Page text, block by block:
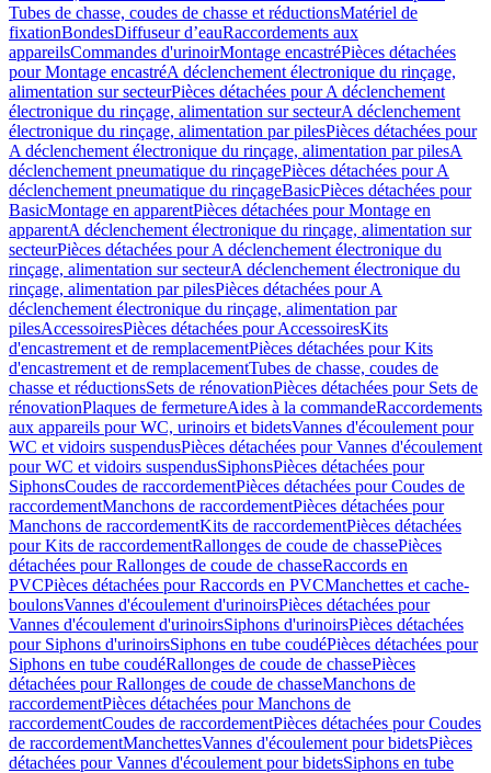
Tubes de chasse, coudes de chasse et réductionsMatériel de
fixationBondesDiffuseur d’eauRaccordements aux
appareilsCommandes d'urinoirMontage encastréPièces détachées
pour Montage encastréA déclenchement électronique du rinçage,
alimentation sur secteurPièces détachées pour A déclenchement
électronique du rinçage, alimentation sur secteurA déclenchement
électronique du rinçage, alimentation par pilesPièces détachées pour
A déclenchement électronique du rinçage, alimentation par pilesA
déclenchement pneumatique du rinçagePièces détachées pour A
déclenchement pneumatique du rinçageBasicPièces détachées pour
BasicMontage en apparentPièces détachées pour Montage en
apparentA déclenchement électronique du rinçage, alimentation sur
secteurPièces détachées pour A déclenchement électronique du
rinçage, alimentation sur secteurA déclenchement électronique du
rinçage, alimentation par pilesPièces détachées pour A
déclenchement électronique du rinçage, alimentation par
pilesAccessoiresPièces détachées pour AccessoiresKits
d'encastrement et de remplacementPièces détachées pour Kits
d'encastrement et de remplacementTubes de chasse, coudes de
chasse et réductionsSets de rénovationPièces détachées pour Sets de
rénovationPlaques de fermetureAides à la commandeRaccordements
aux appareils pour WC, urinoirs et bidetsVannes d'écoulement pour
WC et vidoirs suspendusPièces détachées pour Vannes d'écoulement
pour WC et vidoirs suspendusSiphonsPièces détachées pour
SiphonsCoudes de raccordementPièces détachées pour Coudes de
raccordementManchons de raccordementPièces détachées pour
Manchons de raccordementKits de raccordementPièces détachées
pour Kits de raccordementRallonges de coude de chassePièces
détachées pour Rallonges de coude de chasseRaccords en
PVCPièces détachées pour Raccords en PVCManchettes et cache-
boulonsVannes d'écoulement d'urinoirsPièces détachées pour
Vannes d'écoulement d'urinoirsSiphons d'urinoirsPièces détachées
pour Siphons d'urinoirsSiphons en tube coudéPièces détachées pour
Siphons en tube coudéRallonges de coude de chassePièces
détachées pour Rallonges de coude de chasseManchons de
raccordementPièces détachées pour Manchons de
raccordementCoudes de raccordementPièces détachées pour Coudes
de raccordementManchettesVannes d'écoulement pour bidetsPièces
détachées pour Vannes d'écoulement pour bidetsSiphons en tube